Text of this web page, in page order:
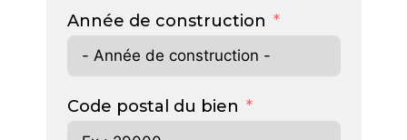
Année de construction
Code postal du bien